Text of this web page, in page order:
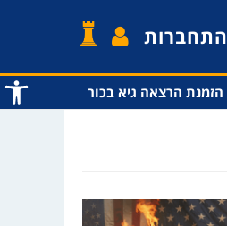
פתח
התחברות
הזמנת הרצאה גיא בכור